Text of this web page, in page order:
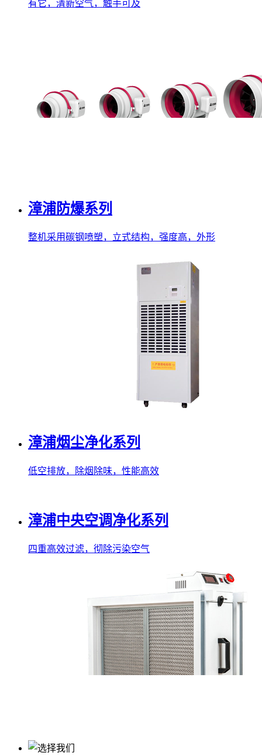
有它，清新空气，触手可及
漳浦防爆系列
整机采用碳钢喷塑，立式结构，强度高，外形
漳浦烟尘净化系列
低空排放，除烟除味，性能高效
漳浦中央空调净化系列
四重高效过滤，彻除污染空气